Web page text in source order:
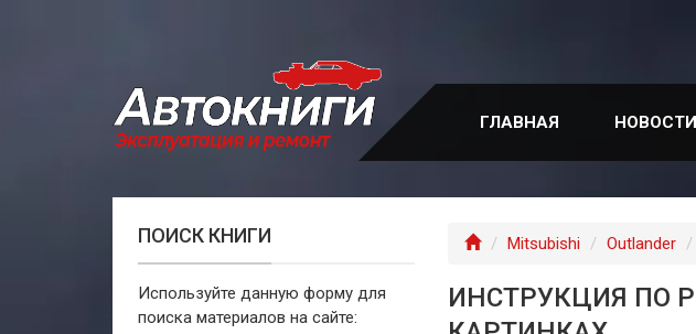
ГЛАВНАЯ
ГлавнаяMitsubishi Outlander
ИНСТРУКЦИЯ ПО
ПОИСК КНИГИ
Используйте данную форму для
поиска материалов на сайте: